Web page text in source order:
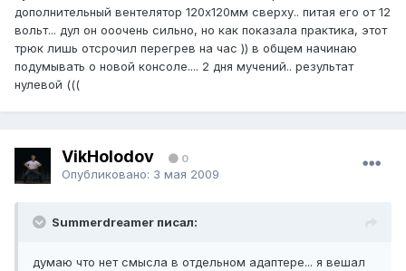
дополнительный вентелятор 120х120мм сверху.. питая его от 12
вольт... дул он ооочень сильно, но как показала практика, этот
трюк лишь отсрочил перегрев на час )) в общем начинаю
подумывать о новой консоле.... 2 дня мучений.. результат
нулевой (((
VikHolodov 0
Опубликовано: 3 мая 2009
Summerdreamer писал:
думаю что нет смысла в отдельном адаптере... я вешал